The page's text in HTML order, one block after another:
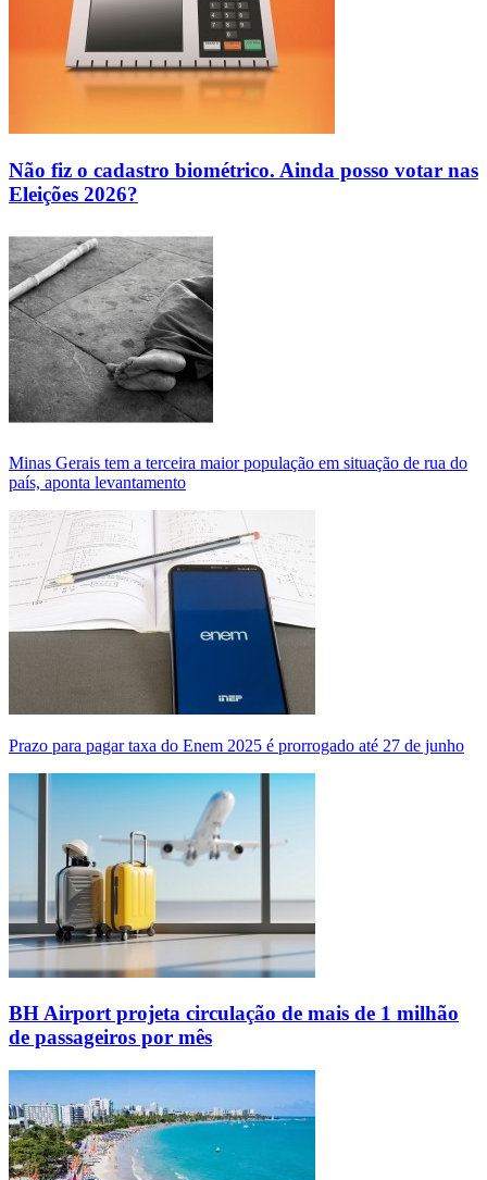
Não fiz o cadastro biométrico. Ainda posso votar nas
Eleições 2026?
Minas Gerais tem a terceira maior população em situação de rua do
país, aponta levantamento
Prazo para pagar taxa do Enem 2025 é prorrogado até 27 de junho
BH Airport projeta circulação de mais de 1 milhão
de passageiros por mês